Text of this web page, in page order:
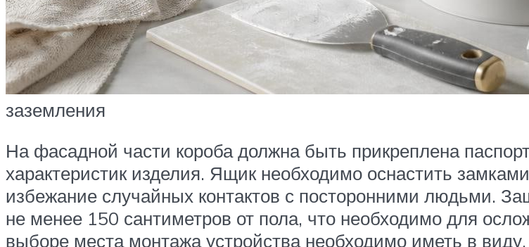
заземления
На фасадной части короба должна быть прикреплена
характеристик изделия. Ящик необходимо оснастить
избежание случайных контактов с посторонними людьми.
не менее 150 сантиметров от пола, что необходимо для
выборе места монтажа устройства необходимо иметь в